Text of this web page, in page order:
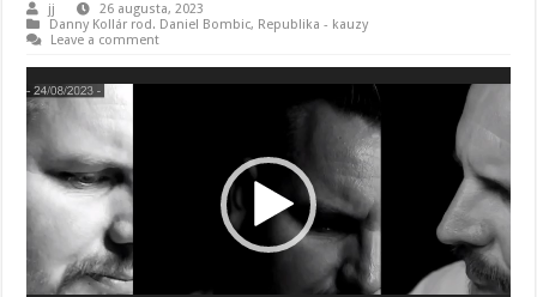
jj
26 augusta, 2023
Danny Kollár rod. Daniel Bombic, Republika - kauzy
Leave a comment
prehrávač